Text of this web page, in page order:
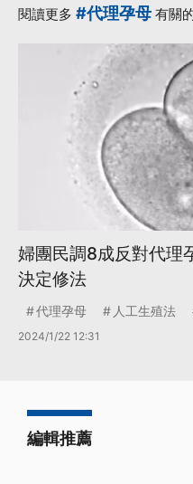
閱讀更多 #代理孕母 有關
婦團民調8成反對代理
決定修法
代理孕母 人工生殖法
2024/1/22 12:31
編輯推薦